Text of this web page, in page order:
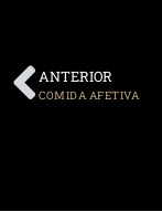
ANTERIOR
COMIDA AFETIVA